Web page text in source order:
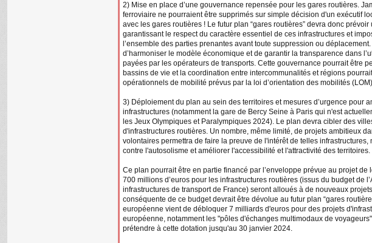
2) Mise en place d’une gouvernance repensée pour les gares routières.
ferroviaire ne pourraient être supprimés sur simple décision d'un exécutif
avec les gares routières ! Le futur plan “gares routières” devra donc
garantissant le respect du caractère essentiel de ces infrastructures et
l’ensemble des parties prenantes avant toute suppression ou
d’harmoniser le modèle économique et de garantir la transparence dans
payées par les opérateurs de transports. Cette gouvernance pourrait être
bassins de vie et la coordination entre intercommunalités et régions
opérationnels de mobilité prévus par la loi d’orientation des mobilités
3) Déploiement du plan au sein des territoires et mesures d’urgence pour
infrastructures (notamment la gare de Bercy Seine à Paris qui n'est
les Jeux Olympiques et Paralympiques 2024). Le plan devra cibler des
d'infrastructures routières. Un nombre, même limité, de projets ambitieux
volontaires permettra de faire la preuve de l'intérêt de telles infrastructures,
contre l'autosolisme et améliorer l'accessibilité et l'attractivité des territoires.
Ce plan pourrait être en partie financé par l’enveloppe prévue au projet de
700 millions d’euros pour les infrastructures routières (issus du budget de
infrastructures de transport de France) seront alloués à de nouveaux
conséquente de ce budget devrait être dévolue au futur plan “gares
européenne vient de débloquer 7 milliards d'euros pour des projets
européenne, notamment les "pôles d'échanges multimodaux de
prétendre à cette dotation jusqu'au 30 janvier 2024.